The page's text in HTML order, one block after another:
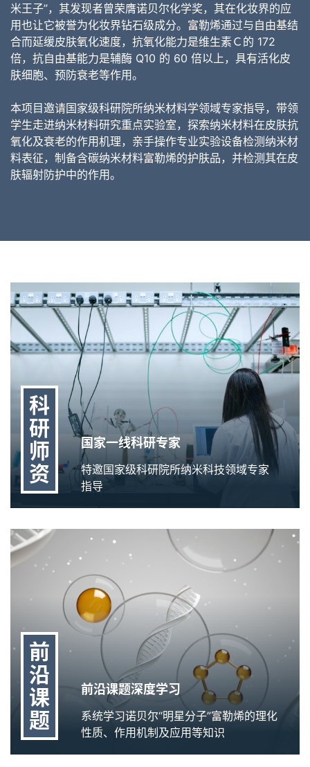
米王子”，其发现者曾荣膺诺贝尔化学奖，其在化妆界的应
用也让它被誉为化妆界钻石级成分。富勒烯通过与自由基结
合而延缓皮肤氧化速度，抗氧化能力是维生素Ｃ的 172
倍，抗自由基能力是辅酶 Q10 的 60 倍以上，具有活化皮
肤细胞、预防衰老等作用。
本项目邀请国家级科研院所纳米材料学领域专家指导，带领
学生走进纳米材料研究重点实验室，探索纳米材料在皮肤抗
氧化及衰老的作用机理，亲手操作专业实验设备检测纳米材
料表征，制备含碳纳米材料富勒烯的护肤品，并检测其在皮
肤辐射防护中的作用。
科
研
师
资
国家一线科研专家
特邀国家级科研院所纳米科技领域专家
指导
前
沿
课
题
前沿课题深度学习
系统学习诺贝尔“明星分子”富勒烯的理化
性质、作用机制及应用等知识